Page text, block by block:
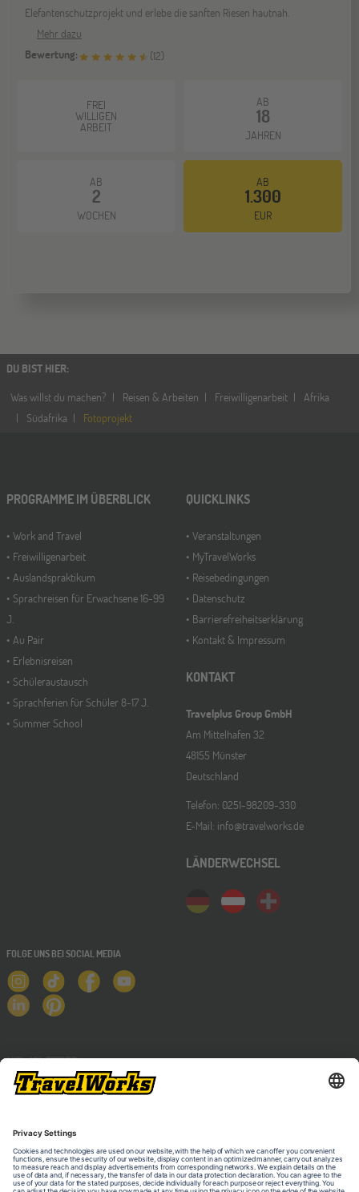
Elefantenschutzprojekt und erlebe die sanften Riesen hautnah.
Mehr dazu
Bewertung:
(12)
FREI
WILLIGEN
ARBEIT
AB
18
JAHREN
AB
2
WOCHEN
AB
1.300
EUR
DU BIST HIER:
Was willst du machen?
Reisen & Arbeiten Freiwilligenarbeit
Afrika
Südafrika
Fotoprojekt
PROGRAMME IM ÜBERBLICK
Work and Travel
Freiwilligenarbeit
Auslandspraktikum
Sprachreisen für Erwachsene 16-99
J.
Au Pair
Erlebnisreisen
Schüleraustausch
Sprachferien für Schüler 8-17 J.
Summer School
QUICKLINKS
Veranstaltungen
MyTravelWorks
Reisebedingungen
Datenschutz
Barrierefreiheitserklärung
Kontakt & Impressum
KONTAKT
Travelplus Group GmbH
Am Mittelhafen 32
48155 Münster
Deutschland
Telefon: 0251-98209-330
E-Mail: info@travelworks.de
LÄNDERWECHSEL
FOLGE UNS BEI SOCIAL MEDIA
NEWSLETTER